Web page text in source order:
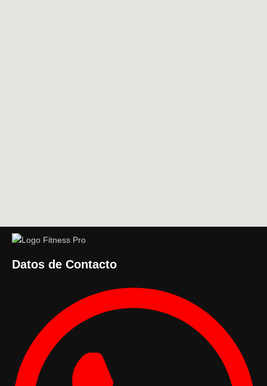
Datos de Contacto